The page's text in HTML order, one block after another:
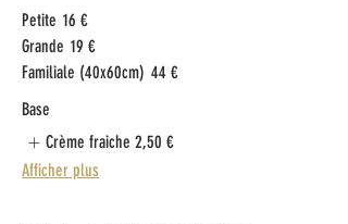
Petite 16 €
Grande 19 €
Familiale (40x60cm) 44 €
Base
Crème fraiche 2,50 €
Afficher plus